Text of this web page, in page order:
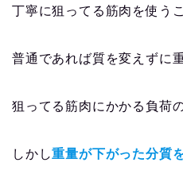
丁寧に狙ってる筋肉を使う
普通であれば質を変えずに
狙ってる筋肉にかかる負荷
しかし重量が下がった分質